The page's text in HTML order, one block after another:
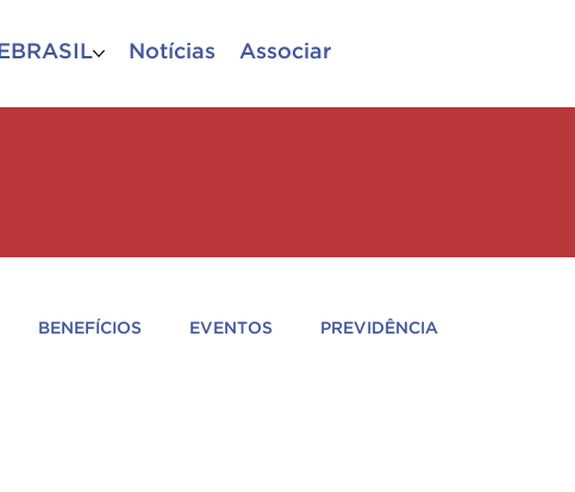
Notícias Associar
BENEFÍCIOS EVENTOS PREVIDÊNCIA